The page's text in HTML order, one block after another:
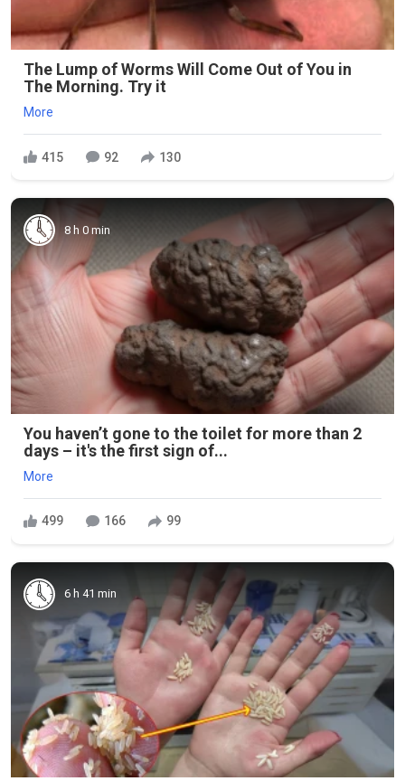
The Lump of Worms Will Come Out of You in
The Morning. Try it
More
415 92 130
8 h 0 min
You haven’t gone to the toilet for more than 2
days – it's the first sign of...
More
499 166 99
6 h 41 min